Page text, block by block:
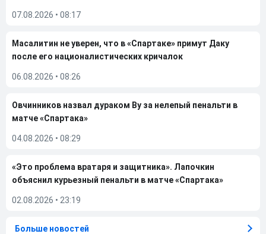
07.08.2026 • 08:17
Масалитин не уверен, что в «Спартаке» примут Даку
после его националистических кричалок
06.08.2026 • 08:26
Овчинников назвал дураком Ву за нелепый пенальти в
матче «Спартака»
04.08.2026 • 08:29
«Это проблема вратаря и защитника». Лапочкин
объяснил курьезный пенальти в матче «Спартака»
02.08.2026 • 23:19
Больше новостей